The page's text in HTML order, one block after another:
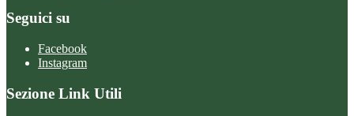
Seguici su
Facebook
Instagram
Sezione Link Utili